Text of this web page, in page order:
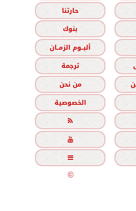
حارتنا
بنوك
ألبــوم الزمــان
ترجمة
من نحن
الخصوصية



الحقوق محفوظة©